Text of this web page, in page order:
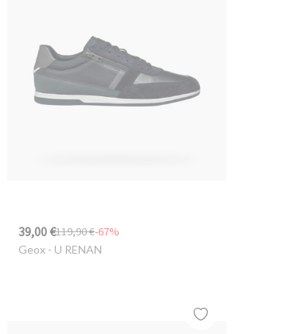
39,00 €119,90 €-67%
Geox- U RENAN